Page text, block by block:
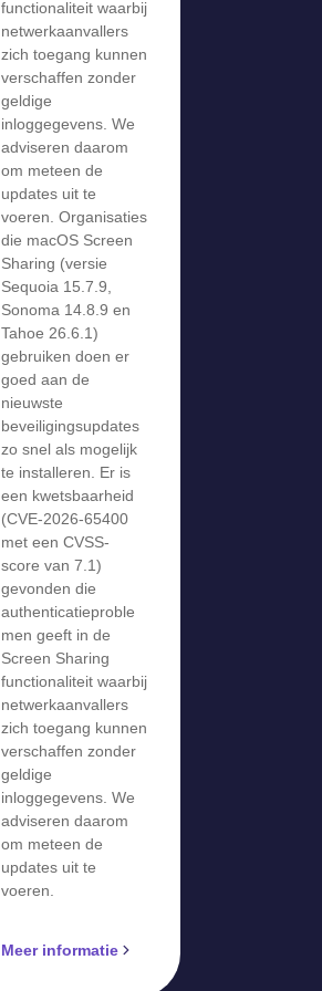
functionaliteit waarbij
netwerkaanvallers
zich toegang kunnen
verschaffen zonder
geldige
inloggegevens. We
adviseren daarom
om meteen de
updates uit te
voeren. Organisaties
die macOS Screen
Sharing (versie
Sequoia 15.7.9,
Sonoma 14.8.9 en
Tahoe 26.6.1)
gebruiken doen er
goed aan de
nieuwste
beveiligingsupdates
zo snel als mogelijk
te installeren. Er is
een kwetsbaarheid
(CVE-2026-65400
met een CVSS-
score van 7.1)
gevonden die
authenticatieproble
men geeft in de
Screen Sharing
functionaliteit waarbij
netwerkaanvallers
zich toegang kunnen
verschaffen zonder
geldige
inloggegevens. We
adviseren daarom
om meteen de
updates uit te
voeren.
Meer informatie